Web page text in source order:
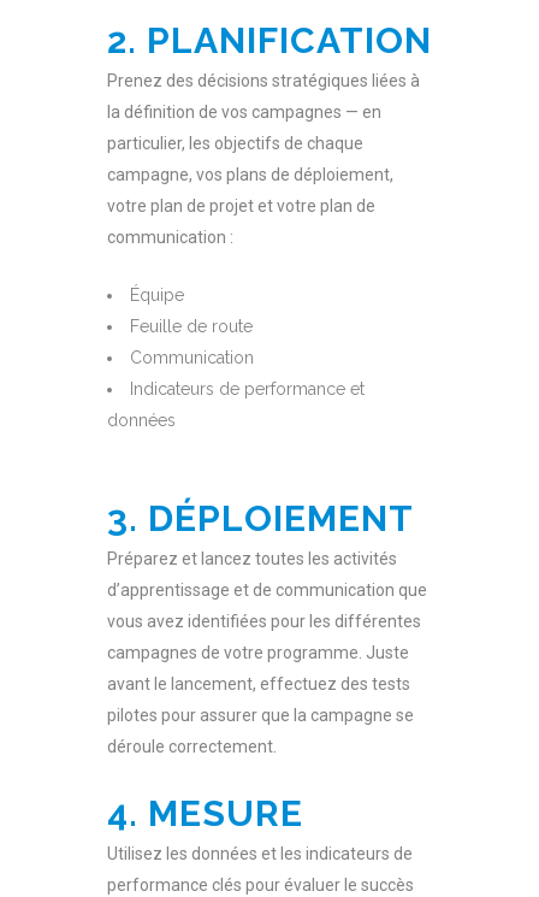
2. PLANIFICATION
Prenez des décisions stratégiques liées à
la définition de vos campagnes — en
particulier, les objectifs de chaque
campagne, vos plans de déploiement,
votre plan de projet et votre plan de
communication :
Équipe
Feuille de route
Communication
Indicateurs de performance et
données
3. DÉPLOIEMENT
Préparez et lancez toutes les activités
d’apprentissage et de communication que
vous avez identifiées pour les différentes
campagnes de votre programme. Juste
avant le lancement, effectuez des tests
pilotes pour assurer que la campagne se
déroule correctement.
4. MESURE
Utilisez les données et les indicateurs de
performance clés pour évaluer le succès